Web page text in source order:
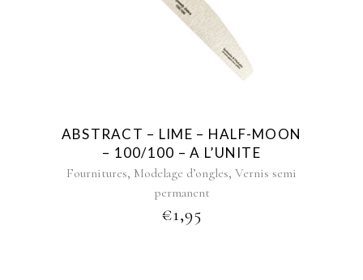
ABSTRACT – LIME – HALF-MOON
– 100/100 – A L’UNITE
Fournitures, Modelage d’ongles, Vernis semi
permanent
€1,95